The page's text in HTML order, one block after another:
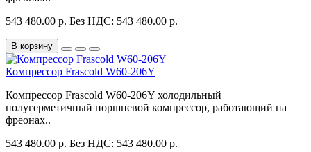
543 480.00 р. Без НДС: 543 480.00 р.
В корзину
Компрессор Frascold W60-206Y
Компрессор Frascold W60-206Y холодильный
полугерметичный поршневой компрессор, работающий на
фреонах..
543 480.00 р. Без НДС: 543 480.00 р.